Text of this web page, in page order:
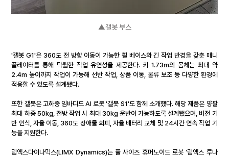
▲갤봇 부스
'갤봇 G1'은 360도 전 방향 이동이 가능한 휠 베이스와 긴 작업 반경을 갖춘 매니
퓰레이터를 통해 탁월한 작업 유연성을 제공한다. 키 1.73m의 몸체는 최대 약
2.4m 높이까지 작업이 가능해 선반 작업, 상품 이동, 물류 보조 등 다양한 환경에
적용할 수 있도록 설계됐다.
또한 갤봇은 고하중 임바디드 AI 로봇 '갤봇 S1'도 함께 소개했다. 해당 제품은 양팔
최대 하중 50kg, 전방 작업 시 최대 30kg 운반이 가능하도록 설계됐으며, 비전 기
반 인식, 자율 이동, 360도 장애물 회피, 자율 배터리 교체 및 24시간 연속 작업 기
능을 지원한다.
림엑스다이나믹스(LIMX Dynamics)는 풀 사이즈 휴머노이드 로봇 ‘림엑스 루나